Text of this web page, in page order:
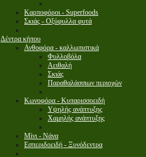
Καρποφόροι - Superfoods
Σκιάς - Οξύφυλλα φυτά
Δέντρα κήπου
Ανθοφόρα - καλλωπιστικά
Φυλλοβόλα
Αειθαλή
Σκιάς
Παραθαλάσσιων περιοχών
Κωνοφόρα - Κυπαρισσοειδή
Υψηλής ανάπτυξης
Χαμηλής ανάπτυξης
Μίνι - Νάνα
Εσπεριδοειδή - Ξυνόδεντρα